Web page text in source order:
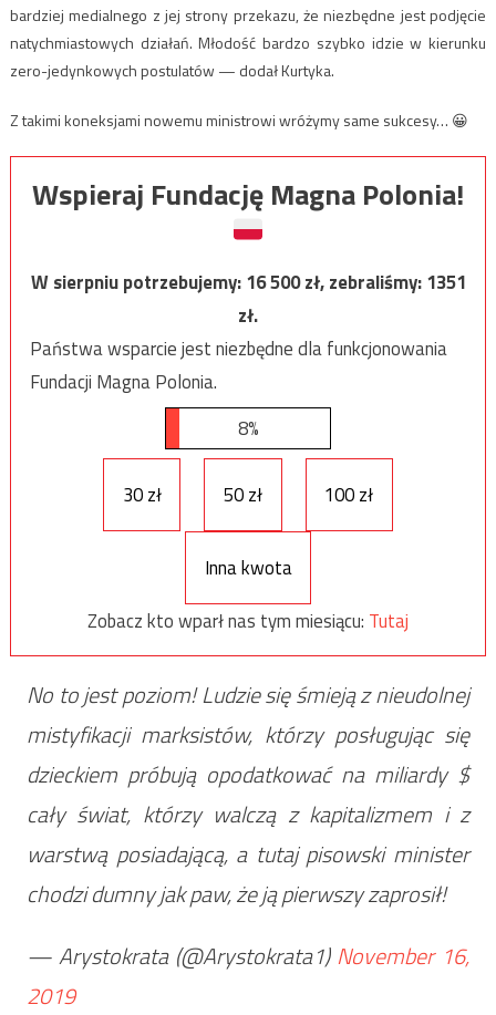
bardziej medialnego z jej strony przekazu, że niezbędne jest podjęcie
natychmiastowych działań. Młodość bardzo szybko idzie w kierunku
zero-jedynkowych postulatów — dodał Kurtyka.
Z takimi koneksjami nowemu ministrowi wróżymy same sukcesy… 😀
Wspieraj Fundację Magna Polonia!
W sierpniu potrzebujemy:16 500zł, zebraliśmy:1351
zł.
Państwa wsparcie jest niezbędne dla funkcjonowania
Fundacji Magna Polonia.
8%
30 zł 50 zł 100 zł
Inna kwota
Zobacz kto wparł nas tym miesiącu: Tutaj
No to jest poziom! Ludzie się śmieją z nieudolnej
mistyfikacji marksistów, którzy posługując się
dzieckiem próbują opodatkować na miliardy $
cały świat, którzy walczą z kapitalizmem i z
warstwą posiadającą, a tutaj pisowski minister
chodzi dumny jak paw, że ją pierwszy zaprosił!
— Arystokrata (@Arystokrata1)November 16,
2019